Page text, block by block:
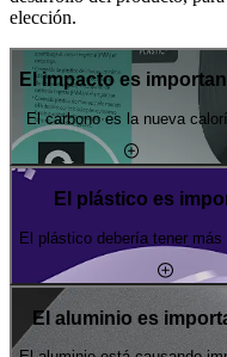
elección.
El impacto es
El carbono es la nueva
El plástico es
El plástico debería tener más
El aluminio es